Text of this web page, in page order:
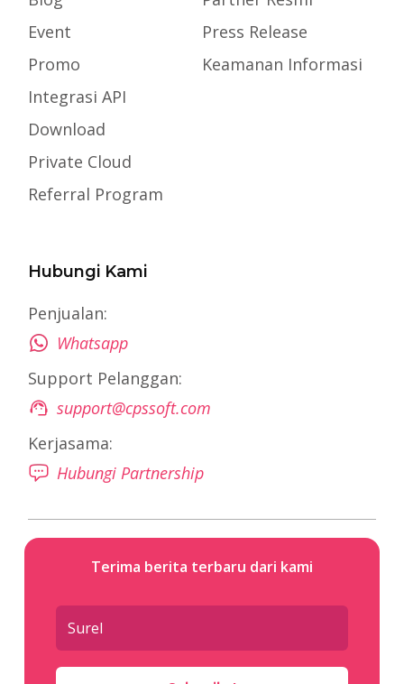
Event
Promo
Integrasi API
Download
Private Cloud
Referral Program
Press Release
Keamanan Informasi
Hubungi Kami
Penjualan:
Whatsapp
Support Pelanggan:
support@cpssoft.com
Kerjasama:
Hubungi Partnership
Terima berita terbaru dari kami